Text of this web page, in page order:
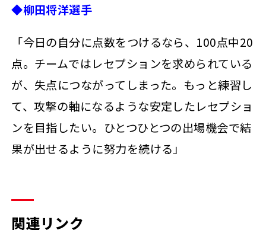
◆柳田将洋選手
「今日の自分に点数をつけるなら、100点中20
点。チームではレセプションを求められている
が、失点につながってしまった。もっと練習し
て、攻撃の軸になるような安定したレセプショ
ンを目指したい。ひとつひとつの出場機会で結
果が出せるように努力を続ける」
関連リンク